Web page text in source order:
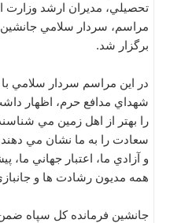
تحصيلي، مديران ارشد وزارت
مراسم، سردار سلامي
برگزار شد.
در اين مراسم سردار سلامي
شهداي مدافع حرم، اظهار
را بهتر از اهل زمين مي
سعادت را به ما نشان مي
و آزادي ما، اعتبار جهاني ما،
همه مديون رشادت ها و
جانشين فرمانده كل سپاه